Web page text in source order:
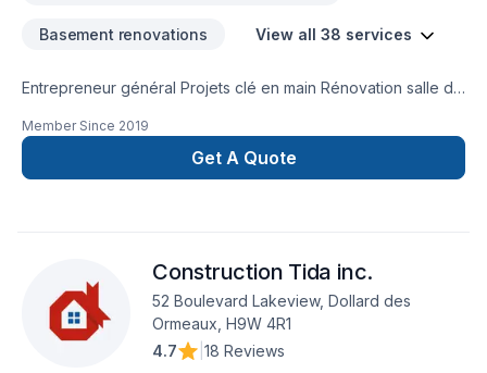
Basement renovations View all 38 services
Entrepreneur général Projets clé en main Rénovation salle de
et une en Estrie pour mieux vous servir
Member Since 2019
Get A Quote
Construction Tida inc.
52 Boulevard Lakeview, Dollard des
Ormeaux, H9W 4R1
4.7
18 Reviews